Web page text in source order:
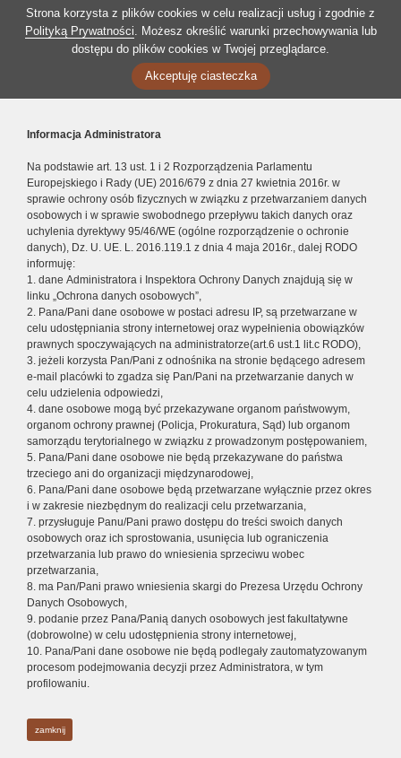
Strona korzysta z plików cookies w celu realizacji usług i zgodnie z
Polityką Prywatności. Możesz określić warunki przechowywania lub
dostępu do plików cookies w Twojej przeglądarce.
Akceptuję ciasteczka
Informacja Administratora
Na podstawie art. 13 ust. 1 i 2 Rozporządzenia Parlamentu
Europejskiego i Rady (UE) 2016/679 z dnia 27 kwietnia 2016r. w
sprawie ochrony osób fizycznych w związku z przetwarzaniem danych
osobowych i w sprawie swobodnego przepływu takich danych oraz
uchylenia dyrektywy 95/46/WE (ogólne rozporządzenie o ochronie
danych), Dz. U. UE. L. 2016.119.1 z dnia 4 maja 2016r., dalej RODO
informuję:
1. dane Administratora i Inspektora Ochrony Danych znajdują się w
linku „Ochrona danych osobowych”,
2. Pana/Pani dane osobowe w postaci adresu IP, są przetwarzane w
celu udostępniania strony internetowej oraz wypełnienia obowiązków
prawnych spoczywających na administratorze(art.6 ust.1 lit.c RODO),
3. jeżeli korzysta Pan/Pani z odnośnika na stronie będącego adresem
e-mail placówki to zgadza się Pan/Pani na przetwarzanie danych w
celu udzielenia odpowiedzi,
4. dane osobowe mogą być przekazywane organom państwowym,
organom ochrony prawnej (Policja, Prokuratura, Sąd) lub organom
samorządu terytorialnego w związku z prowadzonym postępowaniem,
5. Pana/Pani dane osobowe nie będą przekazywane do państwa
trzeciego ani do organizacji międzynarodowej,
6. Pana/Pani dane osobowe będą przetwarzane wyłącznie przez okres
i w zakresie niezbędnym do realizacji celu przetwarzania,
7. przysługuje Panu/Pani prawo dostępu do treści swoich danych
osobowych oraz ich sprostowania, usunięcia lub ograniczenia
przetwarzania lub prawo do wniesienia sprzeciwu wobec
przetwarzania,
8. ma Pan/Pani prawo wniesienia skargi do Prezesa Urzędu Ochrony
Danych Osobowych,
9. podanie przez Pana/Panią danych osobowych jest fakultatywne
(dobrowolne) w celu udostępnienia strony internetowej,
10. Pana/Pani dane osobowe nie będą podlegały zautomatyzowanym
procesom podejmowania decyzji przez Administratora, w tym
profilowaniu.
zamknij